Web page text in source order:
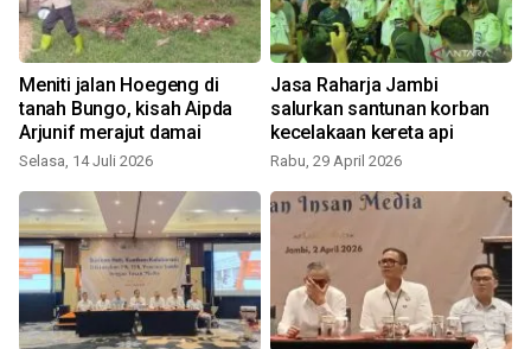
Meniti jalan Hoegeng di
tanah Bungo, kisah Aipda
Arjunif merajut damai
Selasa, 14 Juli 2026
Jasa Raharja Jambi
salurkan santunan korban
kecelakaan kereta api
Rabu, 29 April 2026